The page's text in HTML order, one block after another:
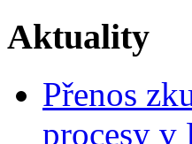
Aktuality
Přenos
procesy v